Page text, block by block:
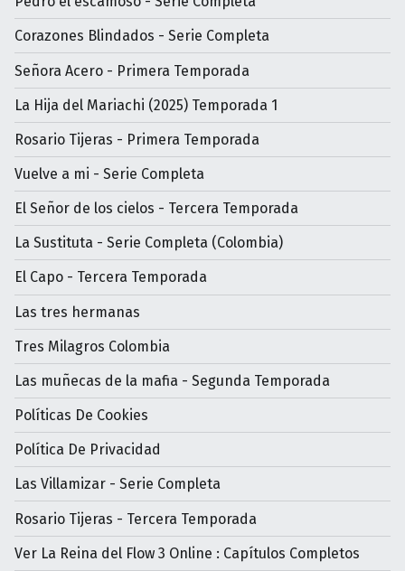
Corazones Blindados - Serie Completa
Señora Acero - Primera Temporada
La Hija del Mariachi (2025) Temporada 1
Rosario Tijeras - Primera Temporada
Vuelve a mi - Serie Completa
El Señor de los cielos - Tercera Temporada
La Sustituta - Serie Completa (Colombia)
El Capo - Tercera Temporada
Las tres hermanas
Tres Milagros Colombia
Las muñecas de la mafia - Segunda Temporada
Políticas De Cookies
Política De Privacidad
Las Villamizar - Serie Completa
Rosario Tijeras - Tercera Temporada
Ver La Reina del Flow 3 Online : Capítulos Completos